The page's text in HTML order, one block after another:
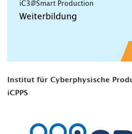
iC3@Smart Production
Weiterbildung
Institut für Cyberphysische
iCPPS